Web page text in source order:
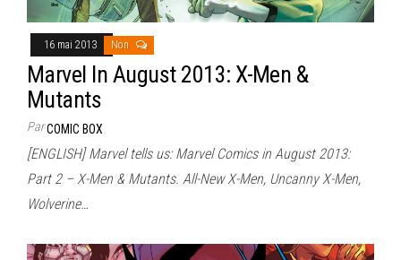
16 mai 2013 Non
Marvel In August 2013: X-Men &
Mutants
ParCOMIC BOX
[ENGLISH] Marvel tells us: Marvel Comics in August 2013:
Part 2 – X-Men & Mutants. All-New X-Men, Uncanny X-Men,
Wolverine…